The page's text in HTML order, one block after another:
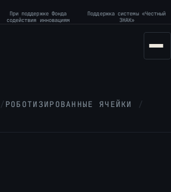
При поддержке Фонда
содействия инновациям
Поддержка системы «Честный
ЗНАК»
/ РОБОТИЗИРОВАННЫЕ ЯЧЕЙКИ
/